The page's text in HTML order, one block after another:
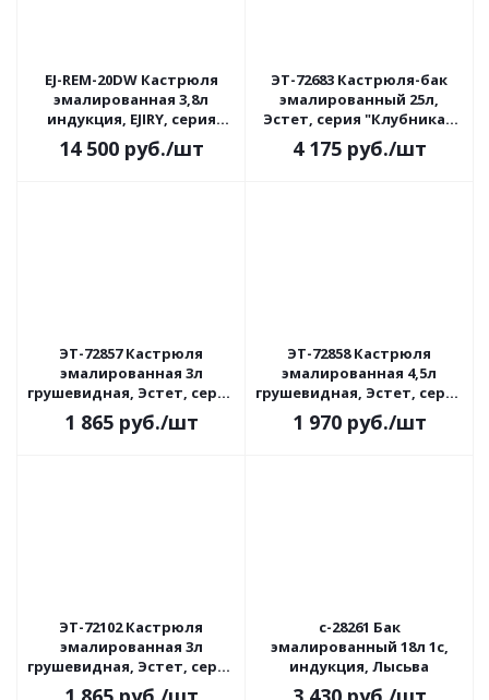
EJ-REM-20DW Кастрюля
эмалированная 3,8л
индукция, EJIRY, серия
Воспоминание
14 500руб./шт
ЭТ-72683 Кастрюля-бак
эмалированный 25л,
Эстет, серия "Клубника",
индукция
4 175руб./шт
ЭТ-72857 Кастрюля
эмалированная 3л
грушевидная, Эстет, серия
Красные маки, индукция
1 865руб./шт
ЭТ-72858 Кастрюля
эмалированная 4,5л
грушевидная, Эстет, серия
"Красные маки", индукция
1 970руб./шт
ЭТ-72102 Кастрюля
эмалированная 3л
грушевидная, Эстет, серия
Оливы Тосканы, индукция
с-28261 Бак
эмалированный 18л 1с,
индукция, Лысьва